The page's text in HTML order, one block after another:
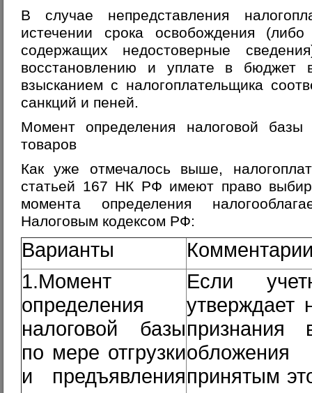
В случае непредставления
истечении срока освобождения (либо
содержащих недостоверные
восстановлению и уплате в бюджет
взысканием с налогоплательщика
санкций и пеней.
Момент определения налоговой
товаров
Как уже отмечалось выше,
статьей 167 НК РФ имеют право
момента определения
Налоговым кодексом РФ:
Варианты
1.Момент
определения
налоговой базы
по мере отгрузки
и предъявления
Если
утверждает
признания
принятым